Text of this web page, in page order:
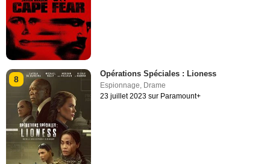
8
Opérations Spéciales : Lioness
Espionnage Drame
23 juillet 2023 sur Paramount+